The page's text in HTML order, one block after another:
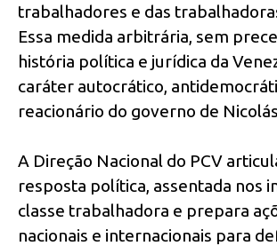
trabalhadores e das
Essa medida arbitrária, sem
história política e jurídica da
caráter autocrático,
reacionário do governo de
A Direção Nacional do PCV
resposta política, assentada nos
classe trabalhadora e prepara
nacionais e internacionais para